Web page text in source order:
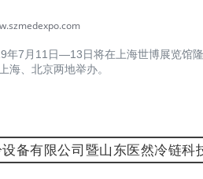
年7月11日—13日将在上海世博展览馆
海、北京两地举办。
备有限公司暨山东医然冷链科